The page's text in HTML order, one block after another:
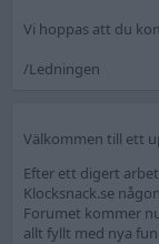
Vi hoppas att du
/Ledningen
Välkommen till ett
Efter ett digert
Klocksnack.se
Forumet kommer
allt fyllt med nya